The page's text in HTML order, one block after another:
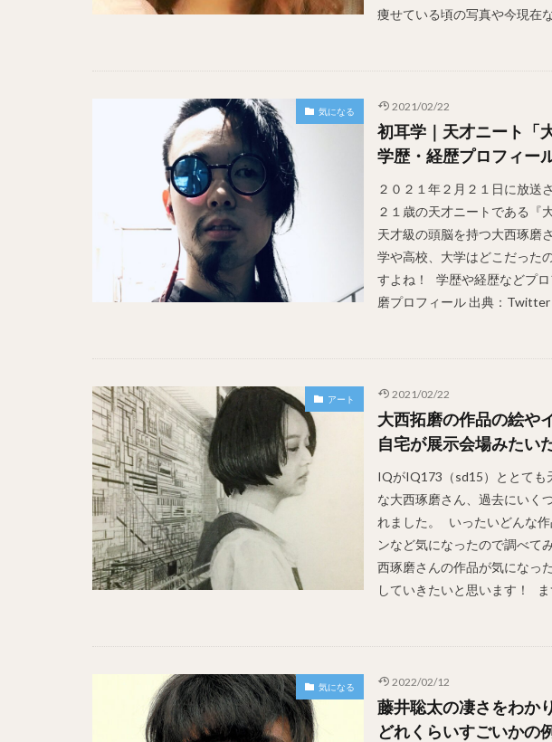
痩せている頃の写真や今現在
気になる 2021/02/22
初耳学｜天才ニート「
学歴・経歴プロフィー
２０２１年２月２１日に放送
２１歳の天才ニートである『
天才級の頭脳を持つ大西琢磨
学や高校、大学はどこだった
すよね！ 学歴や経歴などプ
磨プロフィール 出典：
アート 2021/02/22
大西拓磨の作品の絵や
自宅が展示会場みたい
IQがIQ173（sd15）ととても
な大西琢磨さん、過去にいく
れました。 いったいどんな
ンなど気になったので調べて
西琢磨さんの作品が気になっ
していきたいと思います！
気になる 2022/02/12
藤井聡太の凄さをわか
どれくらいすごいかの